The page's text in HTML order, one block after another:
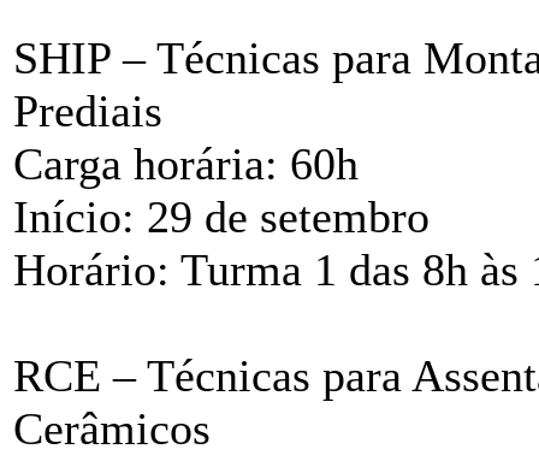
SHIP – Técnicas para
Prediais
Carga horária: 60h
Início: 29 de setembro
Horário: Turma 1 das 8h às
RCE – Técnicas para
Cerâmicos